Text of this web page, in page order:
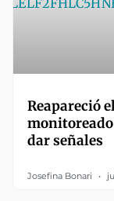
Reapareció
dar señales
Josefina Bonari